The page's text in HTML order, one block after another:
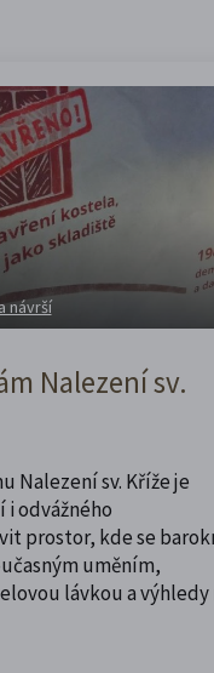
návrší
Nalezení sv.
Nalezení sv. Kříže je
odvážného
prostor, kde se
uměním,
lávkou a výhledy